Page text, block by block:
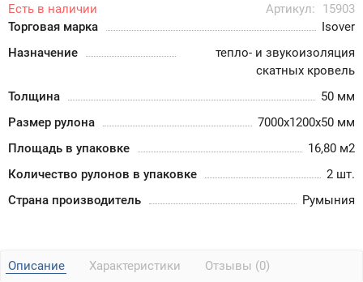
Есть в наличии Артикул:
15903
Торговая марка
Isover
Назначение
тепло- и звукоизоляция
скатных кровель
Толщина
50 мм
Размер рулона
7000x1200x50 мм
Площадь в упаковке
16,80 м2
Количество рулонов в упаковке
2 шт.
Страна производитель
Румыния
Описание Характеристики Отзывы (0)